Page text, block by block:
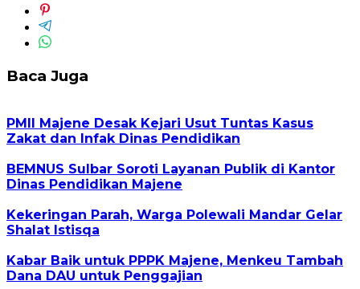
Baca Juga
PMII Majene Desak Kejari Usut Tuntas Kasus
Zakat dan Infak Dinas Pendidikan
BEMNUS Sulbar Soroti Layanan Publik di Kantor
Dinas Pendidikan Majene
Kekeringan Parah, Warga Polewali Mandar Gelar
Shalat Istisqa
Kabar Baik untuk PPPK Majene, Menkeu Tambah
Dana DAU untuk Penggajian